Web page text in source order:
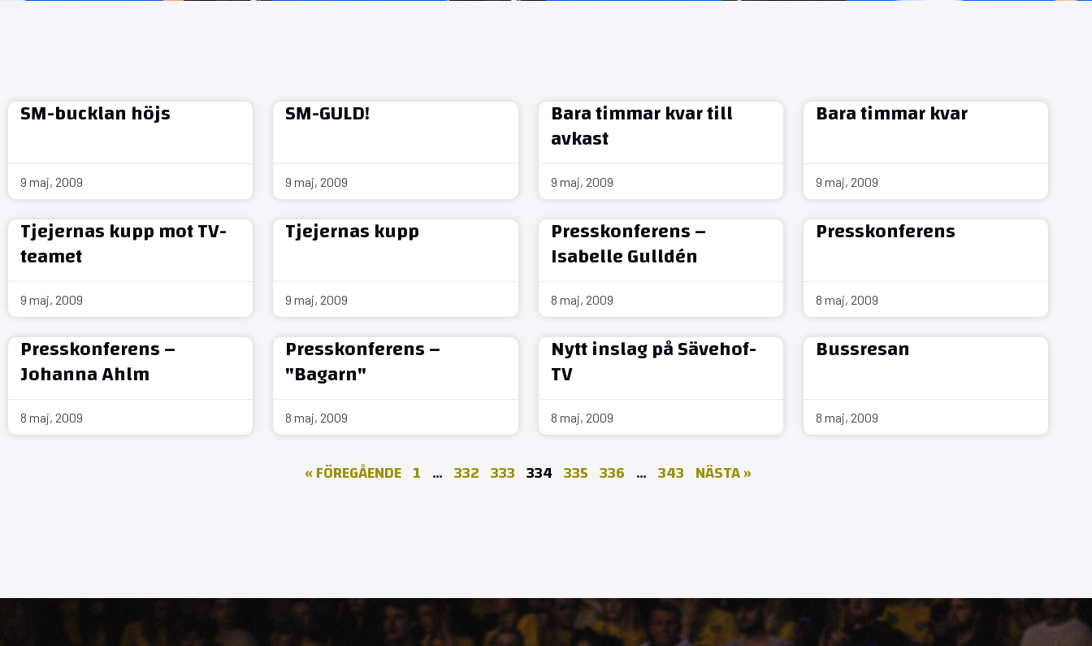
SM-bucklan höjs
9 maj, 2009
SM-GULD!
9 maj, 2009
Bara timmar kvar till
avkast
9 maj, 2009
Bara timmar kvar
9 maj, 2009
Tjejernas kupp mot TV-
teamet
9 maj, 2009
Tjejernas kupp
9 maj, 2009
Presskonferens –
Isabelle Gulldén
8 maj, 2009
Presskonferens
8 maj, 2009
Presskonferens –
Johanna Ahlm
8 maj, 2009
Presskonferens –
"Bagarn"
8 maj, 2009
Nytt inslag på Sävehof-
TV
8 maj, 2009
Bussresan
8 maj, 2009
« FÖREGÅENDE 1 … 332 333 334 335 336 … 343 NÄSTA »